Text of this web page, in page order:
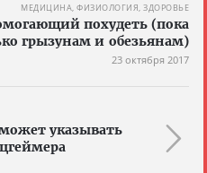
МЕДИЦИНА, ФИЗИОЛОГИЯ, ЗДОРОВЬЕ
похудеть (пока
грызунам и обезьянам)
23 октября 2017
указывать